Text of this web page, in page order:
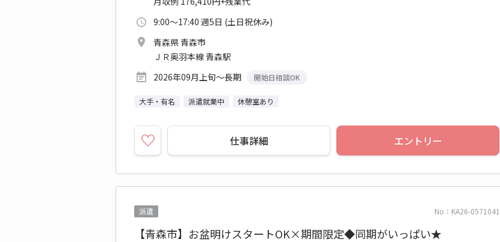
9:00～17:40 週5日 (土日祝休み)
青森県 青森市
ＪＲ奥羽本線 青森駅
2026年09月上旬～長期
開始日相談OK
大手・有名 派遣就業中 休憩室あり
仕事詳細 エントリー
No：KA26-0571041
派遣
【青森市】お盆明けスタートOK×期間限定◆同期がいっぱい★